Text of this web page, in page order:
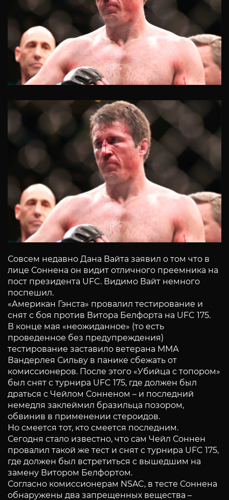
Совсем недавно Дана Вайта заявил о том что в
лице Соннена он видит отличного преемника на
пост президента UFC. Видимо Вайт немного
поспешил.
«Американ Гэнста» провалил тестирование и
снят с боя против Витора Белфорта на UFC 175.
В конце мая «неожиданное» (то есть
проведенное без предупреждения)
тестирование заставило ветерана ММА
Вандерлея Сильву в панике сбежать от
комиссионеров. После этого «Убийца с топором»
был снят с турнира UFC 175, где должен был
драться с Чейлом Сонненом – и последний
немедля заклеймил бразильца позором,
обвинив в применении стероидов.
Но смеется тот, кто смеется последним.
Сегодня стало известно, что сам Чейл Соннен
провалил такой же тест и снят с турнира UFC 175,
где должен был встретиться с вышедшим на
замену Витором Белфортом.
Согласно комиссионерам NSAC, в тесте Соннена
обнаружены два запрещенных вещества –